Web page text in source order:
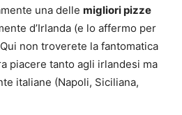
una delle migliori pizze
d’Irlanda (e lo affermo per
non troverete la fantomatica
piacere tanto agli irlandesi ma
italiane (Napoli, Siciliana,